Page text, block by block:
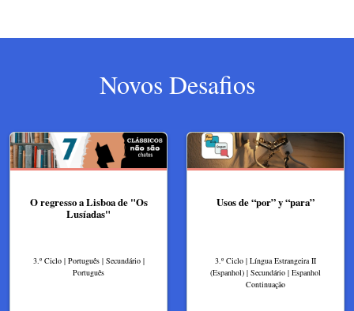
Novos Desafios
O regresso a Lisboa de "Os
Lusíadas"
3.º Ciclo | Português | Secundário |
Português
Usos de “por” y “para”
3.º Ciclo | Língua Estrangeira II
(Espanhol) | Secundário | Espanhol
Continuação